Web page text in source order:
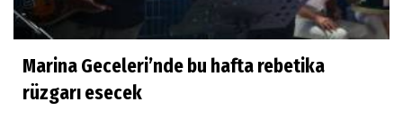
Marina Geceleri’nde bu hafta rebetika
rüzgarı esecek